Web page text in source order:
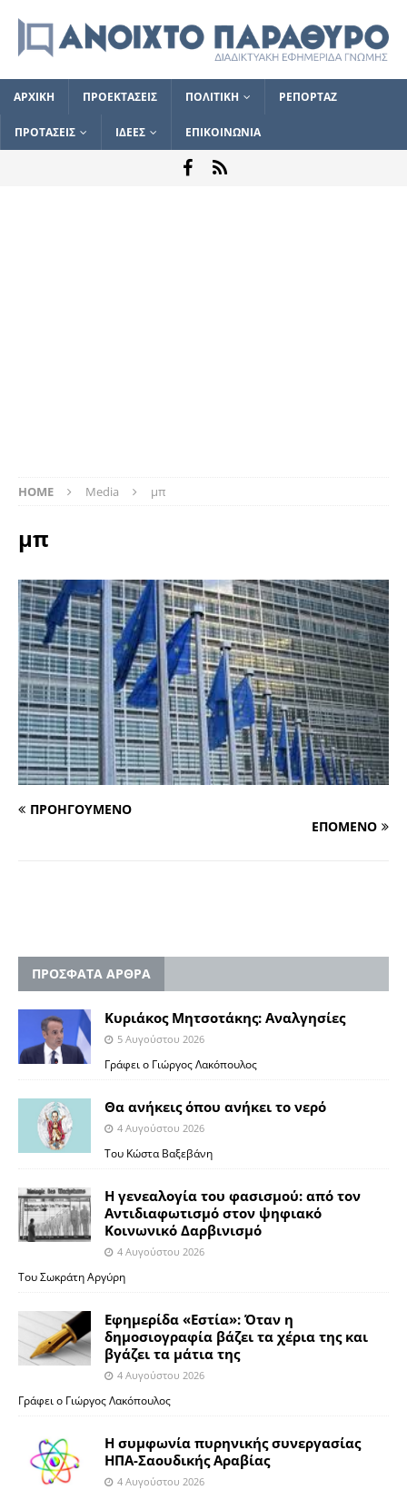
ΑΡΧΙΚΗ ΠΡΟΕΚΤΑΣΕΙΣ ΠΟΛΙΤΙΚΗ ΡΕΠΟΡΤΑΖ
ΠΡΟΤΑΣΕΙΣ ΙΔΕΕΣ ΕΠΙΚΟΙΝΩΝΙΑ
HOME Media μπ
μπ
ΠΡΟΗΓΟΥΜΕΝΟ
ΕΠΟΜΕΝΟ
ΠΡΟΣΦΑΤΑ ΑΡΘΡΑ
Κυριάκος Μητσοτάκης: Αναλγησίες
5 Αυγούστου 2026
Γράφει ο Γιώργος Λακόπουλος
Θα ανήκεις όπου ανήκει το νερό
4 Αυγούστου 2026
Του Κώστα Βαξεβάνη
Η γενεαλογία του φασισμού: από τον
Αντιδιαφωτισμό στον ψηφιακό
Κοινωνικό Δαρβινισμό
4 Αυγούστου 2026
Του Σωκράτη Αργύρη
Εφημερίδα «Εστία»: Όταν η
δημοσιογραφία βάζει τα χέρια της και
βγάζει τα μάτια της
4 Αυγούστου 2026
Γράφει ο Γιώργος Λακόπουλος
Η συμφωνία πυρηνικής συνεργασίας
ΗΠΑ-Σαουδικής Αραβίας
4 Αυγούστου 2026